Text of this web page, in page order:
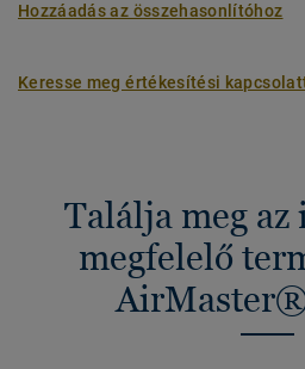
Hozzáadás az összehasonlítóhoz
Keresse meg értékesítési
Találja meg az
megfelelő